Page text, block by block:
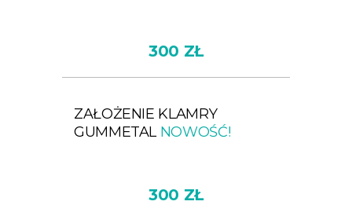
300 ZŁ
ZAŁOŻENIE KLAMRY
GUMMETAL NOWOŚĆ!
300 ZŁ